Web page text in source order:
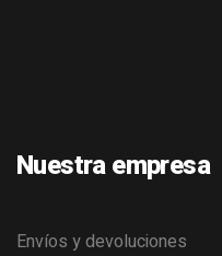
Nuestra empresa
Envíos y devoluciones